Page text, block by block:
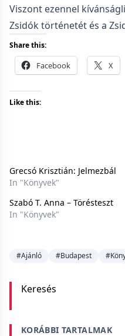
Viszont ezennel
Zsidók történetét és a
Share this:
Facebook X
Like this:
Grecsó Krisztián: Jelmezbál
In "Könyvek"
Szabó T. Anna – Törésteszt
In "Könyvek"
#Ajánló #Budapest
Keresés
KORÁBBI TARTALMAK